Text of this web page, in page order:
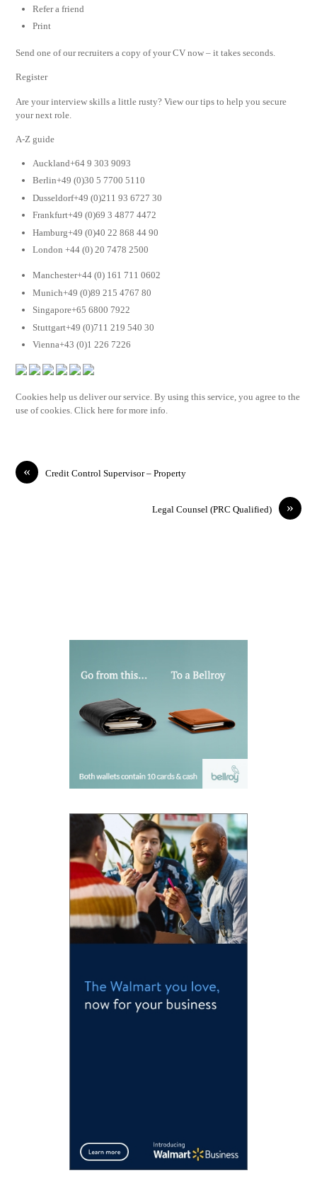
Refer a friend
Print
Send one of our recruiters a copy of your CV now – it takes seconds.
Register
Are your interview skills a little rusty? View our tips to help you secure
your next role.
A-Z guide
Auckland+64 9 303 9093
Berlin+49 (0)30 5 7700 5110
Dusseldorf+49 (0)211 93 6727 30
Frankfurt+49 (0)69 3 4877 4472
Hamburg+49 (0)40 22 868 44 90
London +44 (0) 20 7478 2500
Manchester+44 (0) 161 711 0602
Munich+49 (0)89 215 4767 80
Singapore+65 6800 7922
Stuttgart+49 (0)711 219 540 30
Vienna+43 (0)1 226 7226
Cookies help us deliver our service. By using this service, you agree to the
use of cookies. Click here for more info.
« Credit Control Supervisor – Property
»
Legal Counsel (PRC Qualified)